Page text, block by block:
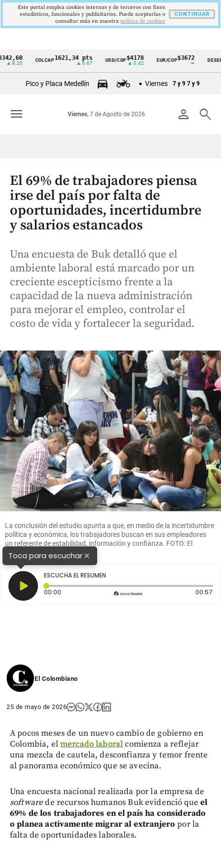
Cintillo
Colombia
COLCAP1621,34 pts USD/COP$4178
▲ 0.42
EUR/COP$3672
—
DESEMPLEO
Pico y Placa Medellín Viernes 7 y 9 7 y 9
person search
Viernes, 7 de Agosto de 2026
menu
El 69% de trabajadores piensa
irse del país por falta de
oportunidades, incertidumbre
y salarios estancados
Una encuesta de Buk detalló que el
ambiente laboral está marcado por un
creciente escepticismo frente a la
capacidad de la nueva administración
para mejorar el empleo, controlar el
costo de vida y fortalecer la seguridad.
La conclusión del estudio apunta a que, en medio de la incertidumbre
política y económica, los trabajadores buscan en sus empleadores
un referente de estabilidad, información y confianza. FOTO: El
Colombiano.
Toca para escuchar×
ESCUCHA EL RESUMEN
00:00 Tiempo transcurrido: 0 segundos 00:57
El Colombiano
25 de mayo de 2026
A pocos meses de un nuevo cambio de gobierno en
Colombia, elmercado laboralcomienza a reflejar
una mezcla de cautela, desconfianza y temor frente
al panorama económico que se avecina.
Una encuesta nacional realizada por la empresa de
softwarede recursos humanos Buk evidenció queel
69% de los trabajadores en el país ha considerado
o planea activamente migrar al extranjero por la
falta de oportunidades laborales.
Este portal emplea cookies internas y de terceros con fines
estadísticos, funcionales y publicitarios. Puede aceptarlas o
consultar más en nuestra politica de cookies
CONTINUAR